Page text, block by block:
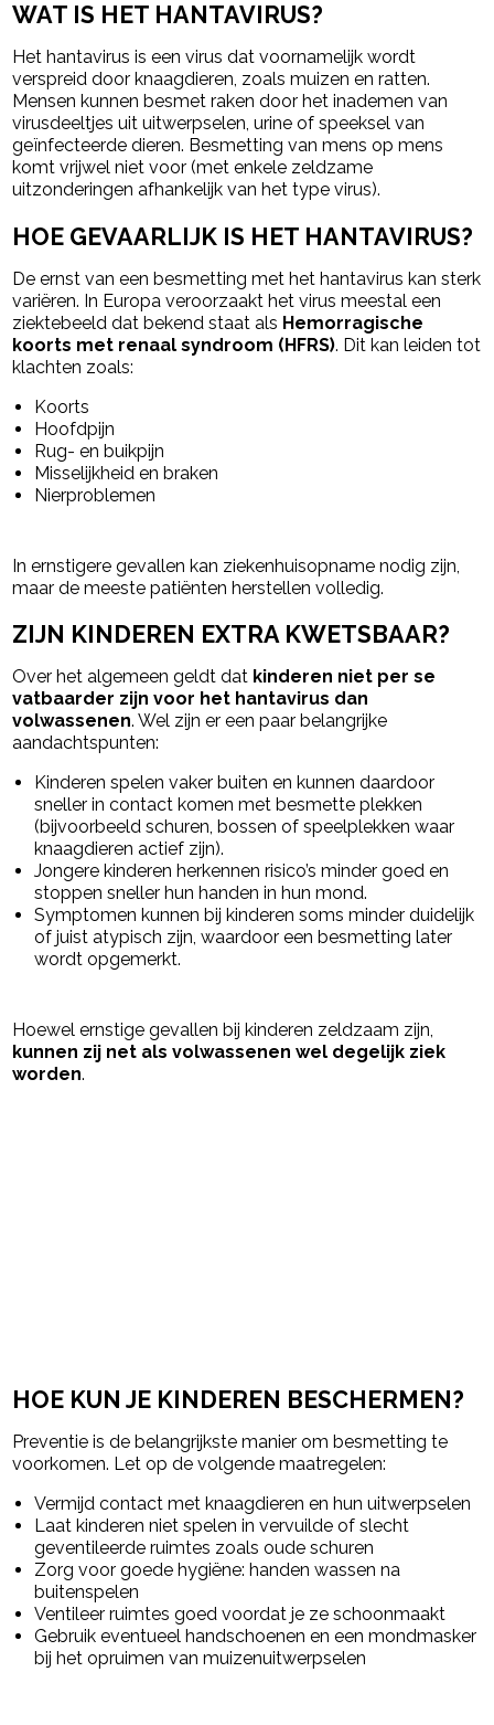
WAT IS HET HANTAVIRUS?
Het hantavirus is een virus dat voornamelijk wordt
verspreid door knaagdieren, zoals muizen en ratten.
Mensen kunnen besmet raken door het inademen van
virusdeeltjes uit uitwerpselen, urine of speeksel van
geïnfecteerde dieren. Besmetting van mens op mens
komt vrijwel niet voor (met enkele zeldzame
uitzonderingen afhankelijk van het type virus).
HOE GEVAARLIJK IS HET HANTAVIRUS?
De ernst van een besmetting met het hantavirus kan sterk
variëren. In Europa veroorzaakt het virus meestal een
ziektebeeld dat bekend staat als Hemorragische
koorts met renaal syndroom (HFRS). Dit kan leiden tot
klachten zoals:
Koorts
Hoofdpijn
Rug- en buikpijn
Misselijkheid en braken
Nierproblemen
In ernstigere gevallen kan ziekenhuisopname nodig zijn,
maar de meeste patiënten herstellen volledig.
ZIJN KINDEREN EXTRA KWETSBAAR?
Over het algemeen geldt dat kinderen niet per se
vatbaarder zijn voor het hantavirus dan
volwassenen. Wel zijn er een paar belangrijke
aandachtspunten:
Kinderen spelen vaker buiten en kunnen daardoor
sneller in contact komen met besmette plekken
(bijvoorbeeld schuren, bossen of speelplekken waar
knaagdieren actief zijn).
Jongere kinderen herkennen risico’s minder goed en
stoppen sneller hun handen in hun mond.
Symptomen kunnen bij kinderen soms minder duidelijk
of juist atypisch zijn, waardoor een besmetting later
wordt opgemerkt.
Hoewel ernstige gevallen bij kinderen zeldzaam zijn,
kunnen zij net als volwassenen wel degelijk ziek
worden.
HOE KUN JE KINDEREN BESCHERMEN?
Preventie is de belangrijkste manier om besmetting te
voorkomen. Let op de volgende maatregelen:
Vermijd contact met knaagdieren en hun uitwerpselen
Laat kinderen niet spelen in vervuilde of slecht
geventileerde ruimtes zoals oude schuren
Zorg voor goede hygiëne: handen wassen na
buitenspelen
Ventileer ruimtes goed voordat je ze schoonmaakt
Gebruik eventueel handschoenen en een mondmasker
bij het opruimen van muizenuitwerpselen